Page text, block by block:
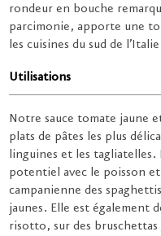
rondeur en bouche
parcimonie, apporte une
les cuisines du sud de
Utilisations
Notre sauce tomate jaune
plats de pâtes les plus
linguines et les
potentiel avec le poisson
campanienne des
jaunes. Elle est également
risotto, sur des